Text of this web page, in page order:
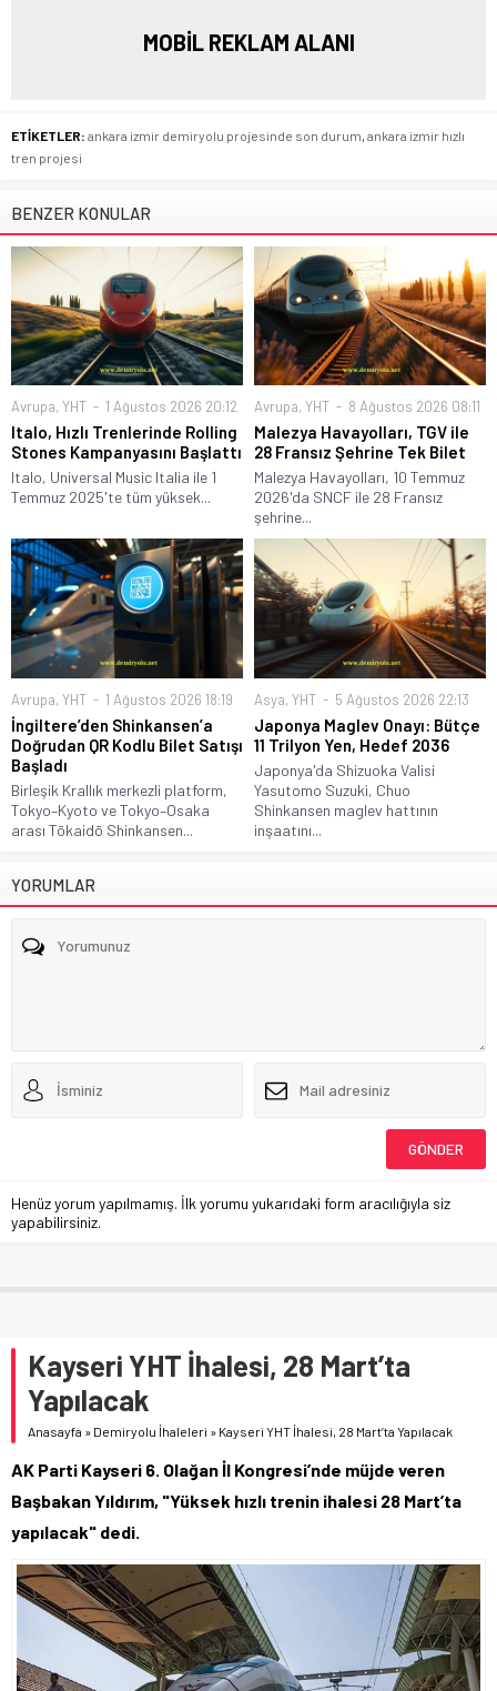
MOBİL REKLAM ALANI
ETİKETLER: ankara izmir demiryolu projesinde son durum ankara izmir hızlı
tren projesi
BENZER KONULAR
Avrupa, YHT 1 Ağustos 2026 20:12
Italo, Hızlı Trenlerinde Rolling
Stones Kampanyasını Başlattı
Italo, Universal Music Italia ile 1
Temmuz 2025'te tüm yüksek...
Avrupa, YHT 8 Ağustos 2026 08:11
Malezya Havayolları, TGV ile
28 Fransız Şehrine Tek Bilet
Malezya Havayolları, 10 Temmuz
2026'da SNCF ile 28 Fransız
şehrine...
Avrupa, YHT 1 Ağustos 2026 18:19
İngiltere’den Shinkansen’a
Doğrudan QR Kodlu Bilet Satışı
Başladı
Birleşik Krallık merkezli platform,
Tokyo–Kyoto ve Tokyo–Osaka
arası Tōkaidō Shinkansen...
Asya, YHT 5 Ağustos 2026 22:13
Japonya Maglev Onayı: Bütçe
11 Trilyon Yen, Hedef 2036
Japonya'da Shizuoka Valisi
Yasutomo Suzuki, Chuo
Shinkansen maglev hattının
inşaatını...
YORUMLAR
Henüz yorum yapılmamış. İlk yorumu yukarıdaki form aracılığıyla siz
yapabilirsiniz.
Kayseri YHT İhalesi, 28 Mart’ta
Yapılacak
Anasayfa » Demiryolu İhaleleri » Kayseri YHT İhalesi, 28 Mart’ta Yapılacak
AK Parti Kayseri 6. Olağan İl Kongresi’nde müjde veren
Başbakan Yıldırım, "Yüksek hızlı trenin ihalesi 28 Mart’ta
yapılacak" dedi.